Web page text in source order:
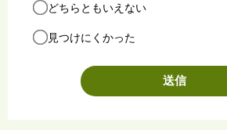
どちらともいえない
見つけにくかった